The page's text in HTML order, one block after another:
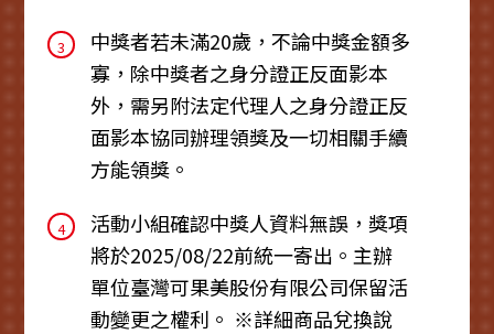
3
中獎者若未滿20歲，不論中獎金額多
寡，除中獎者之身分證正反面影本
外，需另附法定代理人之身分證正反
面影本協同辦理領獎及一切相關手續
方能領獎。
4
活動小組確認中獎人資料無誤，獎項
將於2025/08/22前統一寄出。主辦
單位臺灣可果美股份有限公司保留活
動變更之權利。 ※詳細商品兌換說